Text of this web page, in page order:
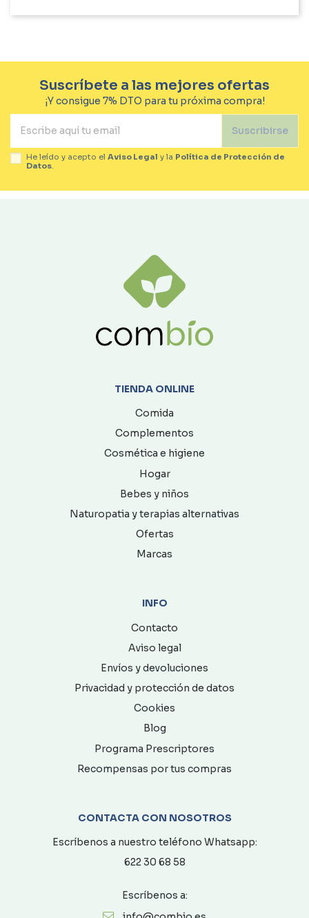
Suscríbete a las mejores ofertas
¡Y consigue 7% DTO para tu próxima compra!
Suscribirse
He leído y acepto el Aviso Legal y la Política de Protección de
Datos.
TIENDA ONLINE
Comida
Complementos
Cosmética e higiene
Hogar
Bebes y niños
Naturopatia y terapias alternativas
Ofertas
Marcas
INFO
Contacto
Aviso legal
Envíos y devoluciones
Privacidad y protección de datos
Cookies
Blog
Programa Prescriptores
Recompensas por tus compras
CONTACTA CON NOSOTROS
Escríbenos a nuestro teléfono Whatsapp:
622 30 68 58
Escríbenos a: